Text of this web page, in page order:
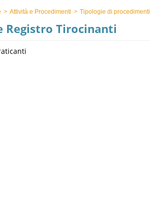
> Attività e Procedimenti > Tipologie di procedimenti
Registro Tirocinanti